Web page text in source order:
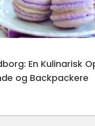
En Kulinarisk
og Backpackere